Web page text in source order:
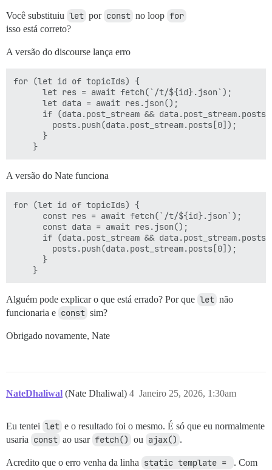
Você substituiu let por const no loop for
isso está correto?
A versão do discourse lança erro
for (let id of topicIds) {
      let res = await fetch(`/t/${id}.json`);
      let data = await res.json();
if (data.post_stream &&
        posts.push(data.post_stream.posts[0]);
      }
A versão do Nate funciona
for (let id of topicIds) {
      const res = await fetch(`/t/${id}.json`);
      const data = await res.json();
if (data.post_stream &&
        posts.push(data.post_stream.posts[0]);
      }
Alguém pode explicar o que está errado? Por que let não
funcionaria e const sim?
Obrigado novamente, Nate
NateDhaliwal (Nate Dhaliwal) Janeiro 25, 2026, 1:30am
4
Eu tentei let e o resultado foi o mesmo. É só que eu normalmente
usaria const ao usar fetch() ou ajax() .
Acredito que o erro venha da linha static template =
. Com